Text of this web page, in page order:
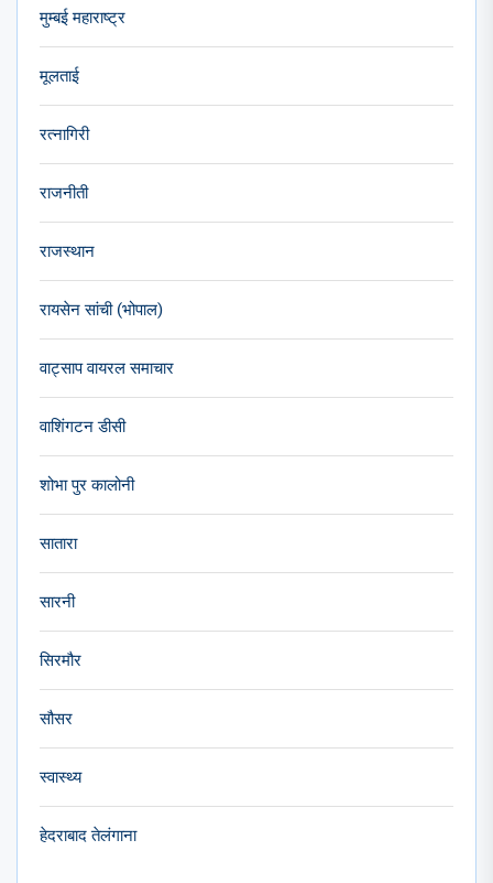
मुम्बई महाराष्ट्र
मूलताई
रत्नागिरी
राजनीती
राजस्थान
रायसेन सांची (भोपाल)
वाट्साप वायरल समाचार
वाशिंगटन डीसी
शोभा पुर कालोनी
सातारा
सारनी
सिरमौर
सौसर
स्वास्थ्य
हेदराबाद तेलंगाना